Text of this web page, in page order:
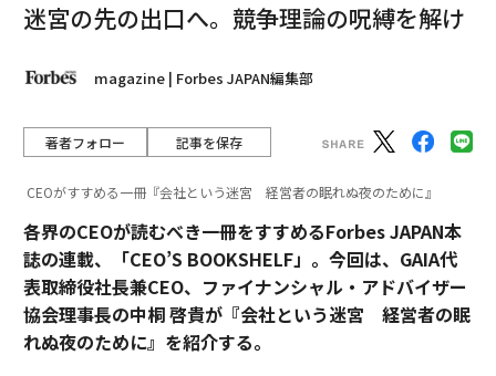
迷宮の先の出口へ。競争理論の呪縛を解け
magazine | Forbes JAPAN編集部
著者フォロー 記事を保存
CEOがすすめる一冊『会社という迷宮 経営者の眠れぬ夜のために』
各界のCEOが読むべき一冊をすすめるForbes JAPAN本
誌の連載、「CEO’S BOOKSHELF」。今回は、GAIA代
表取締役社長兼CEO、ファイナンシャル・アドバイザー
協会理事長の中桐 啓貴が『会社という迷宮 経営者の眠
れぬ夜のために』を紹介する。